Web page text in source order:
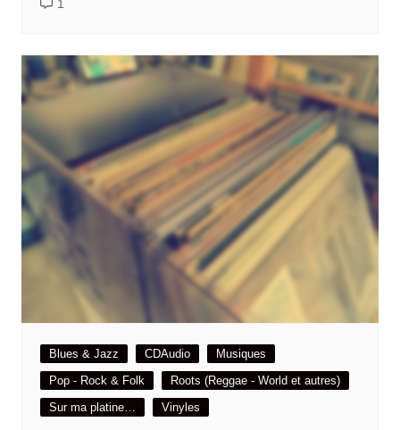
1
Blues & Jazz CDAudio
Musiques
Pop - Rock & Folk
Roots (Reggae - World et autres)
Sur ma platine…
Vinyles